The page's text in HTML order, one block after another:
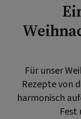
Für unser
Rezepte von
harmonisch